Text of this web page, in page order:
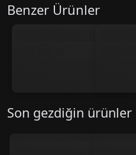
Benzer Ürünler
Son gezdiğin ürünler